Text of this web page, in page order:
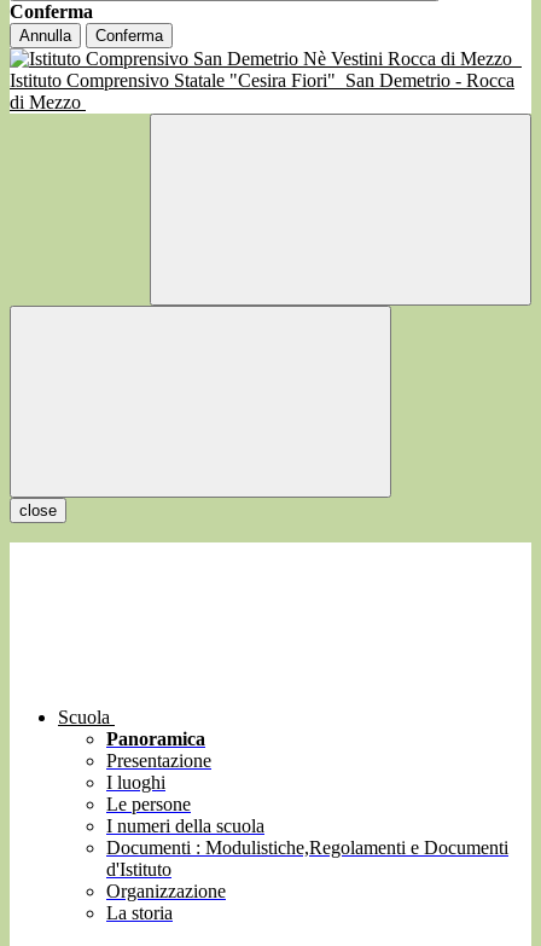
Conferma
Annulla Conferma
Istituto Comprensivo Statale "Cesira Fiori" San Demetrio - Rocca
di Mezzo
close
Scuola
Panoramica
Presentazione
I luoghi
Le persone
I numeri della scuola
Documenti : Modulistiche,Regolamenti e Documenti
d'Istituto
Organizzazione
La storia